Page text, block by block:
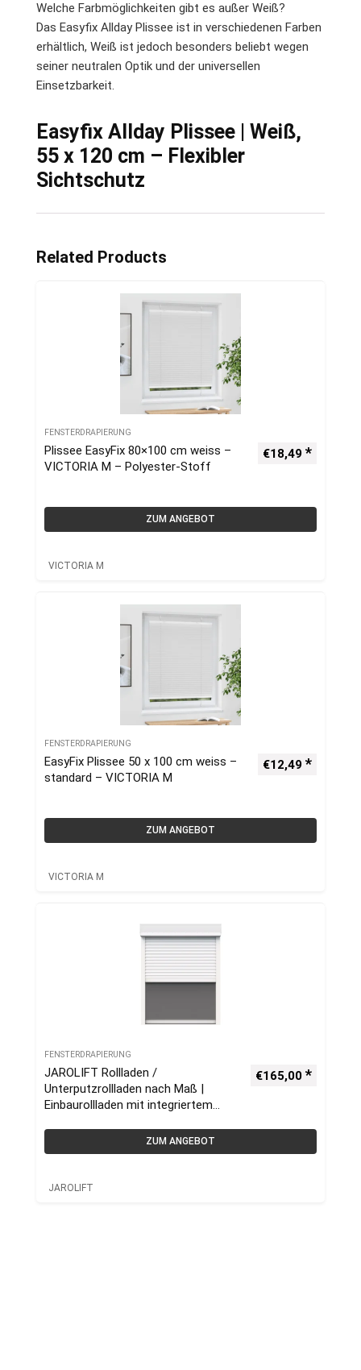
Welche Farbmöglichkeiten gibt es außer Weiß?
Das Easyfix Allday Plissee ist in verschiedenen Farben
erhältlich, Weiß ist jedoch besonders beliebt wegen
seiner neutralen Optik und der universellen
Einsetzbarkeit.
Easyfix Allday Plissee | Weiß,
55 x 120 cm – Flexibler
Sichtschutz
Related Products
FENSTERDRAPIERUNG
Plissee EasyFix 80×100 cm weiss –
VICTORIA M – Polyester-Stoff
€18,49
ZUM ANGEBOT
VICTORIA M
FENSTERDRAPIERUNG
EasyFix Plissee 50 x 100 cm weiss –
standard – VICTORIA M
€12,49
ZUM ANGEBOT
VICTORIA M
FENSTERDRAPIERUNG
JAROLIFT Rollladen /
Unterputzrollladen nach Maß |
Einbaurollladen mit integriertem
€165,00
ZUM ANGEBOT
JAROLIFT